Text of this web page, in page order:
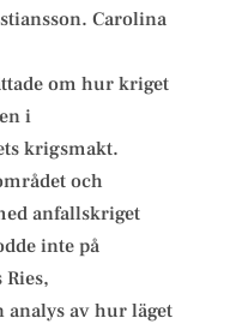
Carolina
om hur kriget
i
krigsmakt.
och
anfallskriget
inte på
analys av hur läget